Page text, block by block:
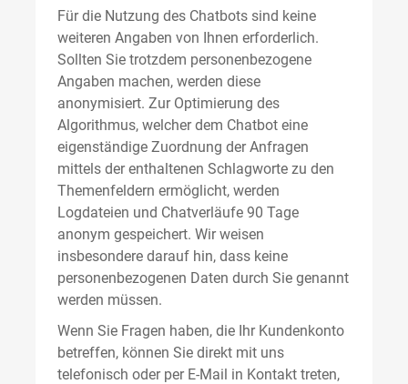
Für die Nutzung des Chatbots sind keine
weiteren Angaben von Ihnen erforderlich.
Sollten Sie trotzdem personenbezogene
Angaben machen, werden diese
anonymisiert. Zur Optimierung des
Algorithmus, welcher dem Chatbot eine
eigenständige Zuordnung der Anfragen
mittels der enthaltenen Schlagworte zu den
Themenfeldern ermöglicht, werden
Logdateien und Chatverläufe 90 Tage
anonym gespeichert. Wir weisen
insbesondere darauf hin, dass keine
personenbezogenen Daten durch Sie genannt
werden müssen.
Wenn Sie Fragen haben, die Ihr Kundenkonto
betreffen, können Sie direkt mit uns
telefonisch oder per E-Mail in Kontakt treten,